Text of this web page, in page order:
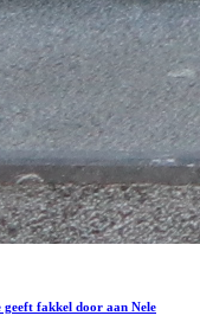
geeft fakkel door aan Nele